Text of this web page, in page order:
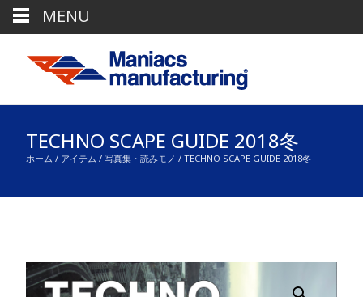
TECHNO SCAPE GUIDE 2018冬
ホーム / アイテム / 写真集・読みモノ / TECHNO SCAPE GUIDE 2018冬
MENU